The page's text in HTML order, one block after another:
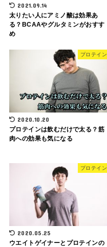
2021.09.14
太りたい人にアミノ酸は効果あ
る？BCAAやグルタミンがおすす
め
プロテイン
2020.10.20
プロテインは飲むだけで太る？筋
肉への効果も気になる
プロテイン
2020.05.25
ウエイトゲイナーとプロテインの